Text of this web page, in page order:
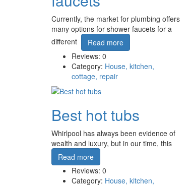
Currently, the market for plumbing offers
many options for shower faucets for a
different
Read more
Reviews: 0
Category: House, kitchen,
cottage, repair
Best hot tubs
Whirlpool has always been evidence of
wealth and luxury, but in our time, this
Read more
Reviews: 0
Category: House, kitchen,